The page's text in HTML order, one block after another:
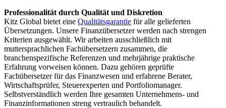
Professionalität durch Qualität und Diskretion
Kitz Global bietet eine Qualitätsgarantie für alle gelieferten
Übersetzungen. Unsere Finanzübersetzer werden nach strengen
Kriterien ausgewählt. Wir arbeiten ausschließlich mit
muttersprachlichen Fachübersetzern zusammen, die
branchenspezifische Referenzen und mehrjährige praktische
Erfahrung vorweisen können. Dazu gehören geprüfte
Fachübersetzer für das Finanzwesen und erfahrene Berater,
Wirtschaftsprüfer, Steuerexperten und Portfoliomanager.
Selbstverständlich werden Ihre gesamten Unternehmens- und
Finanzinformationen streng vertraulich behandelt.